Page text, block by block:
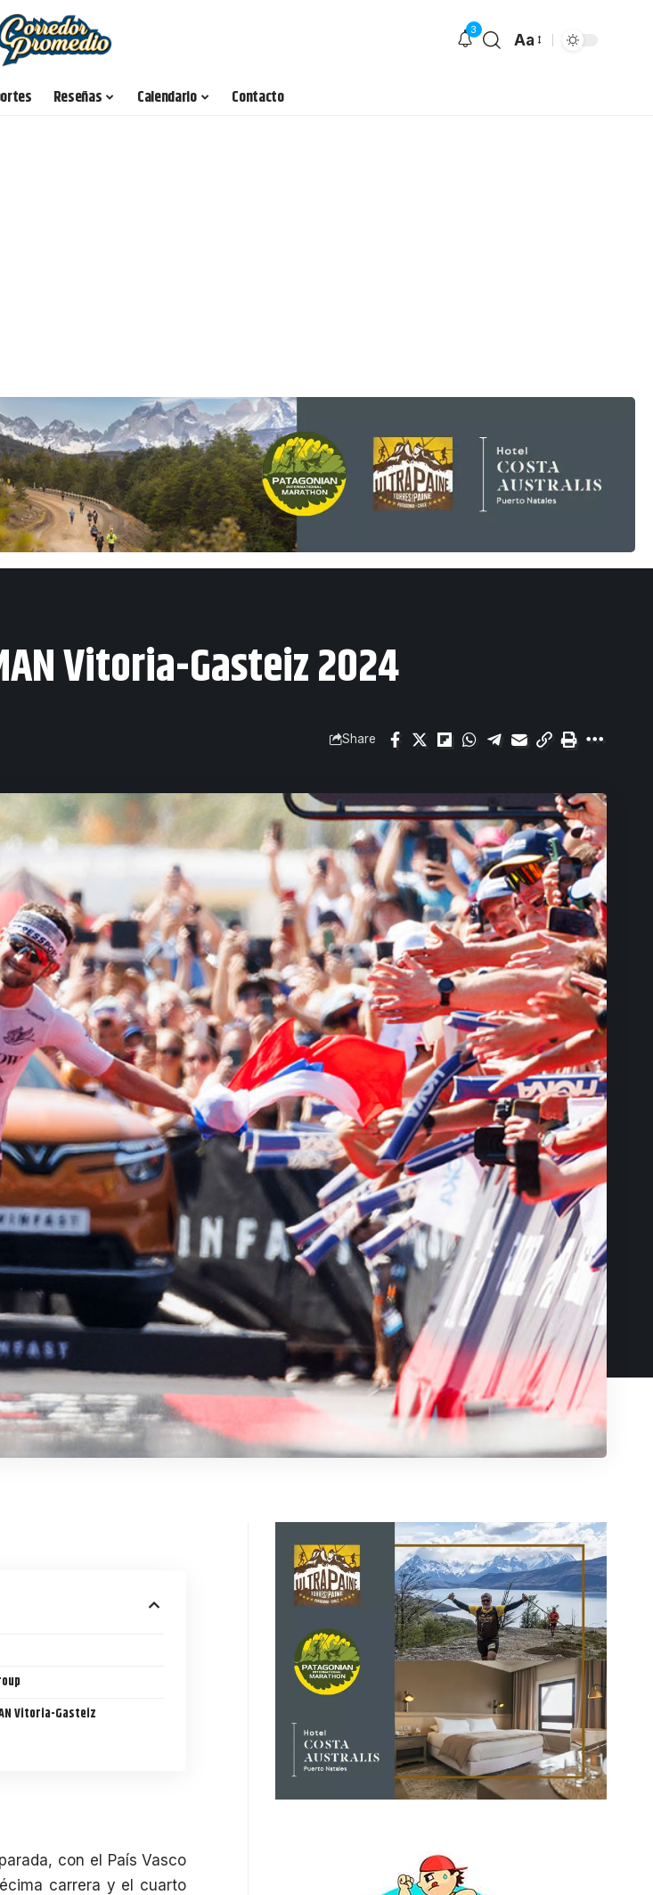
3
Aa
Reseñas Calendario Contacto
Vitoria-Gasteiz 2024
Share
Vitoria-Gasteiz
con el País Vasco
carrera y el cuarto